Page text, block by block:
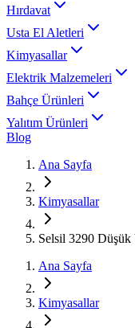
Hırdavat
Usta El Aletleri
Kimyasallar
Elektrik Malzemeleri
Bahçe Ürünleri
Yalıtım Ürünleri
Blog
Ana Sayfa
Kimyasallar
Selsil 3290
Ana Sayfa
Kimyasallar